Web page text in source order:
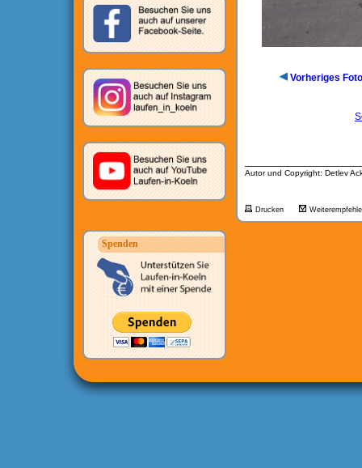
Spenden
Vorheriges Foto
Autor und Copyright: Detlev
Drucken